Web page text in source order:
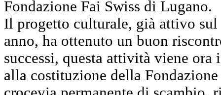
Fondazione Fai Swiss di Lugano.
Il progetto culturale, già attivo
anno, ha ottenuto un buon
successi, questa attività viene
alla costituzione della